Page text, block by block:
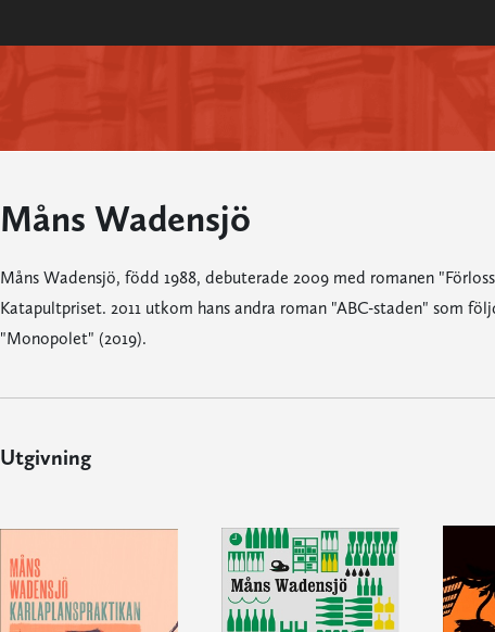
Måns Wadensjö
Måns Wadensjö, född 1988, debuterade 2009 med romanen
Katapultpriset. 2011 utkom hans andra roman "ABC-staden" som
"Monopolet" (2019).
Utgivning